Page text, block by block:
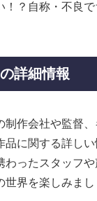
！？自称・不良
詳細情報
制作会社や監督
品に関する詳し
わったスタッフ
界を楽しみまし